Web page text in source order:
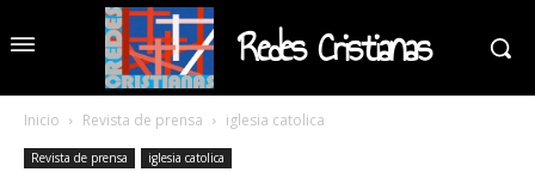
Redes Cristianas
Inicio Revista de prensa iglesia catolica
Revista de prensa iglesia catolica